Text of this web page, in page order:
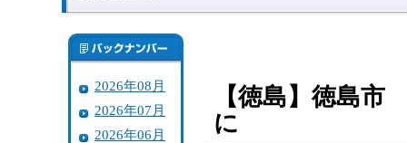
2026年08月
2026年07月
2026年06月
【徳島】徳島
に